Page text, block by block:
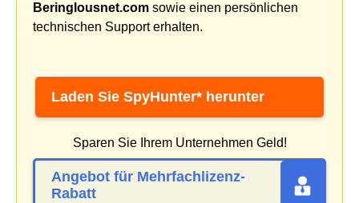
Beringlousnet.com sowie einen persönlichen
technischen Support erhalten.
Laden Sie SpyHunter* herunter
Sparen Sie Ihrem Unternehmen Geld!
Angebot für Mehrfachlizenz-
Rabatt